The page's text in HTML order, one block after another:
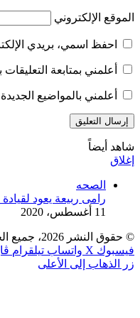
الموقع الإلكتروني
احفظ اسمي، بريدي
أعلمني بمتابعة
أعلمني بالمواضيع
شاهد أيضاً
إغلاق
الصحه
رامى ربيعة يعود
11 أغسطس، 2020
© حقوق النشر 2026، جميع الحقوق محفوظة لجريدة علي المكشوف |
فيسبوك ‫X واتساب تيلقرام
زر الذهاب إلى الأعلى